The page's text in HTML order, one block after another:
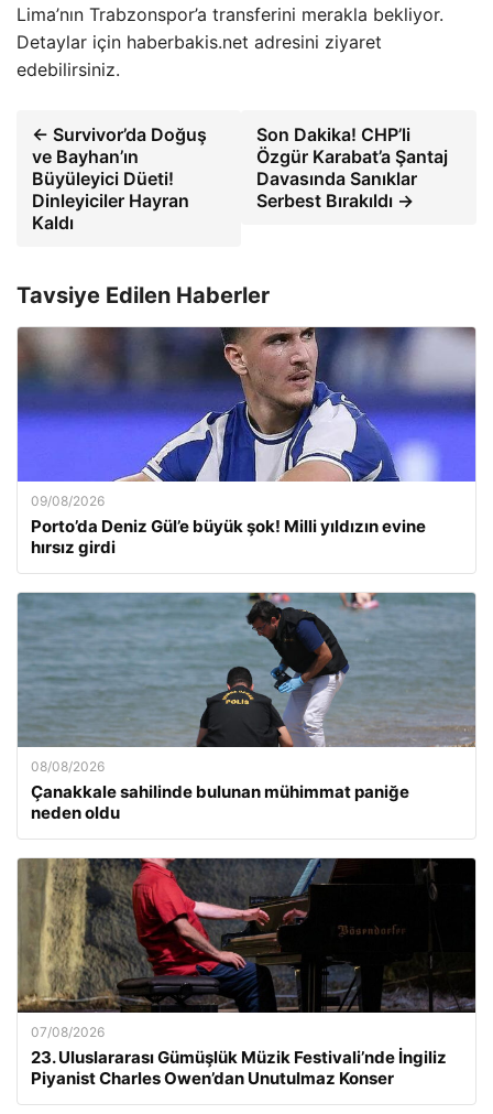
Lima’nın Trabzonspor’a transferini merakla bekliyor.
Detaylar için haberbakis.net adresini ziyaret
edebilirsiniz.
← Survivor’da Doğuş
ve Bayhan’ın
Büyüleyici Düeti!
Dinleyiciler Hayran
Kaldı
Son Dakika! CHP’li
Özgür Karabat’a Şantaj
Davasında Sanıklar
Serbest Bırakıldı →
Tavsiye Edilen Haberler
09/08/2026
Porto’da Deniz Gül’e büyük şok! Milli yıldızın evine
hırsız girdi
08/08/2026
Çanakkale sahilinde bulunan mühimmat paniğe
neden oldu
07/08/2026
23. Uluslararası Gümüşlük Müzik Festivali’nde İngiliz
Piyanist Charles Owen’dan Unutulmaz Konser